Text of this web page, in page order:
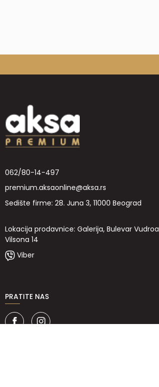
062/80-14-497
premium.aksaonline@aksa.rs
Sedište firme: 28. Juna 3, 11000 Beograd
Lokacija prodavnice: Galerija, Bulevar Vudroa
Vilsona 14
Viber
PRATITE NAS